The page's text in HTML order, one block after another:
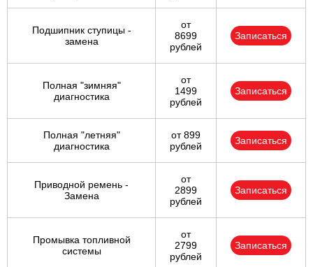
Подшипник ступицы -
замена
от
8699
рублей
Записаться
Полная "зимняя"
диагностика
от
1499
рублей
Записаться
Полная "летняя"
диагностика
от 899
рублей
Записаться
Приводной ремень -
Замена
от
2899
рублей
Записаться
Промывка топливной
системы
от
2799
рублей
Записаться